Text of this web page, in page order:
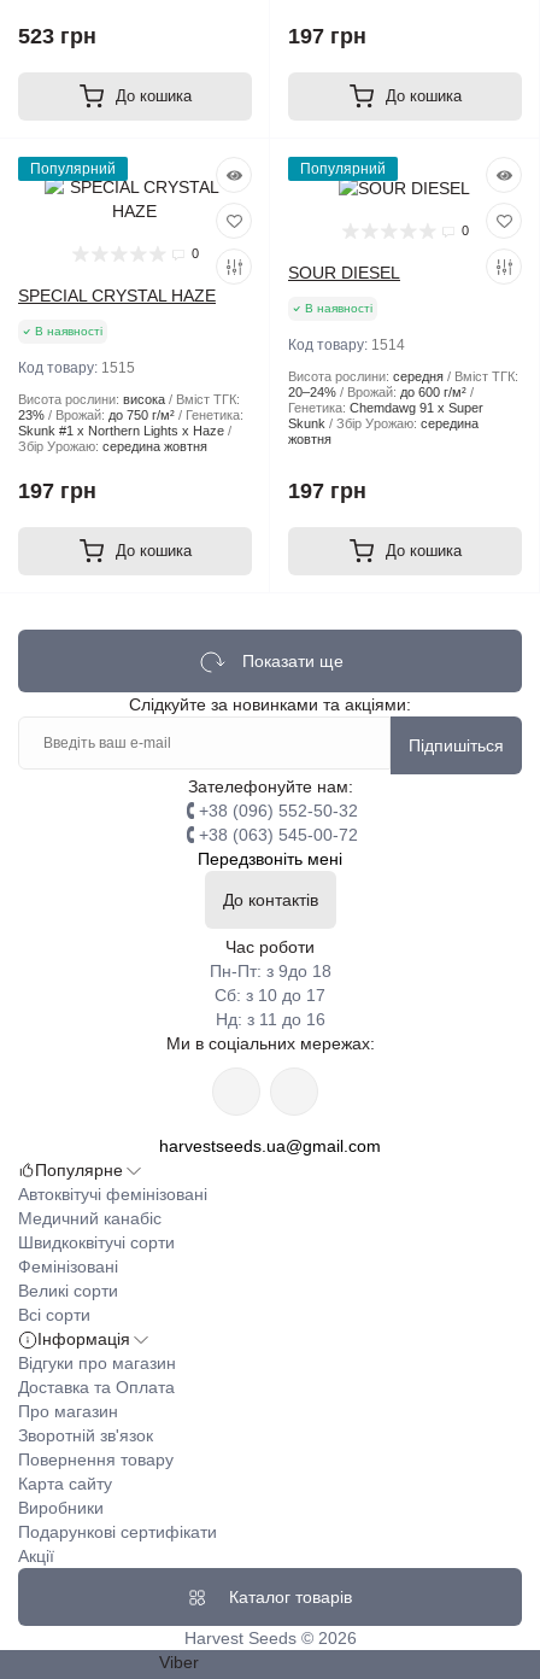
523 грн
До кошика
197 грн
До кошика
Популярний
0
SPECIAL CRYSTAL HAZE
В наявності
Код товару: 1515
Висота рослини: висока
Вміст ТГК:
23%
Врожай: до 750 г/м²
Генетика:
Skunk #1 x Northern Lights x Haze
Збір Урожаю: середина жовтня
197 грн
До кошика
Популярний
0
SOUR DIESEL
В наявності
Код товару: 1514
Висота рослини: середня
Вміст ТГК:
20–24%
Врожай: до 600 г/м²
Генетика: Chemdawg 91 x Super
Skunk
Збір Урожаю: середина
жовтня
197 грн
До кошика
Показати ще
Слідкуйте за новинками та акціями:
Підпишіться
Зателефонуйте нам:
+38 (096) 552-50-32
+38 (063) 545-00-72
Передзвоніть мені
До контактів
Час роботи
Пн-Пт: з 9до 18
Сб: з 10 до 17
Нд: з 11 до 16
Ми в соціальних мережах:
harvestseeds.ua@gmail.com
Популярне
Автоквітучі фемінізовані
Медичний канабіс
Швидкоквітучі сорти
Фемінізовані
Великі сорти
Всі сорти
Інформація
Відгуки про магазин
Доставка та Оплата
Про магазин
Зворотній зв'язок
Повернення товару
Карта сайту
Виробники
Подарункові сертифікати
Акції
Каталог товарів
Harvest Seeds © 2026
Viber